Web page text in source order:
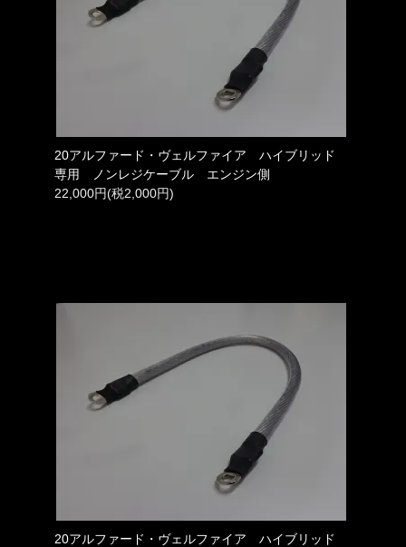
20アルファード・ヴェルファイア ハイブリッド
専用 ノンレジケーブル エンジン側
22,000円(税2,000円)
20アルファード・ヴェルファイア ハイブリッド